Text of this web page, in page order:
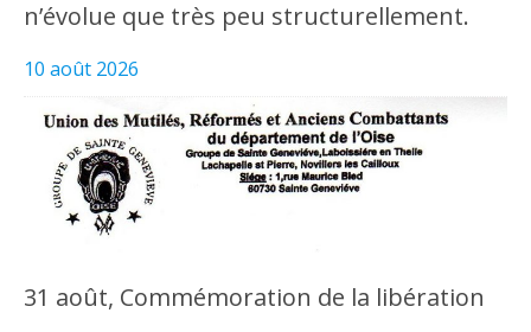
n’évolue que très peu structurellement.
10 août 2026
31 août, Commémoration de la libération